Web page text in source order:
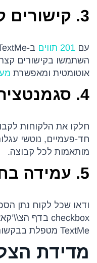
3. קישורים קצרים
עם 201 תווים
אוטומטית ומאפשרת
4. סגמנטציה לפי התנהגות
חלקו את הלקוחות
מותאמות לכל קבוצה.
5. עמידה בחוק
checkbox בדף הצ\\’קאאוט.
TextMe מטפלת בבקשות הסרה.
מדידת